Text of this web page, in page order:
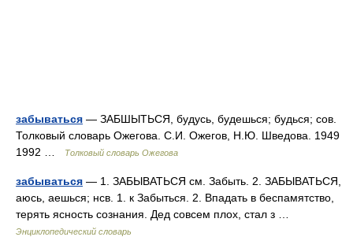
забываться — ЗАБШЫТЬСЯ, будусь, будешься; будься; сов.
Толковый словарь Ожегова. С.И. Ожегов, Н.Ю. Шведова. 1949
1992 …
Толковый словарь Ожегова
забываться — 1. ЗАБЫВАТЬСЯ см. Забыть. 2. ЗАБЫВАТЬСЯ,
аюсь, аешься; нсв. 1. к Забыться. 2. Впадать в беспамятство,
терять ясность сознания. Дед совсем плох, стал з …
Энциклопедический словарь